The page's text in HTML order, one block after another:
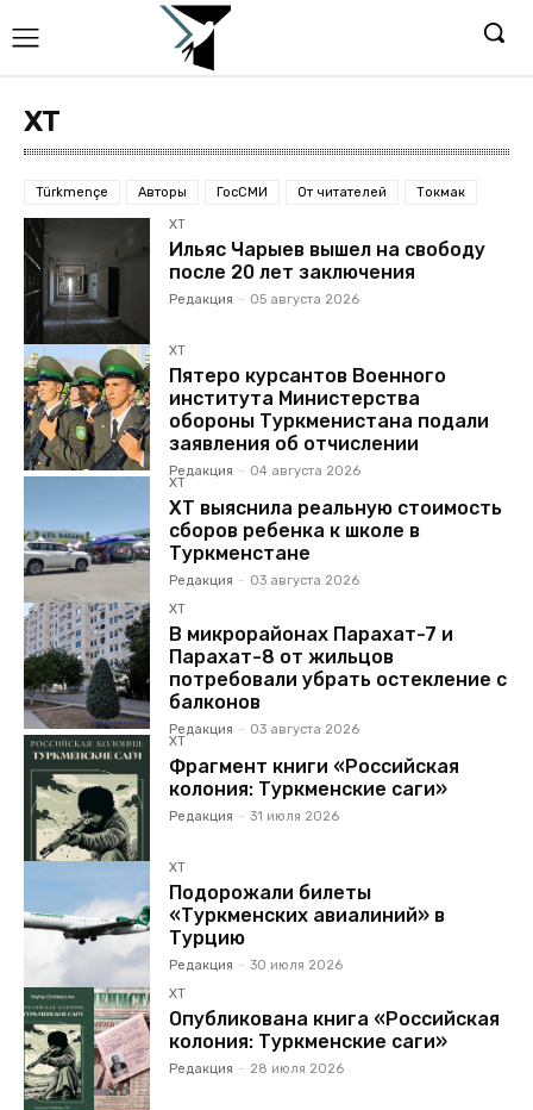
ХТ
Türkmençe Авторы ГосСМИ От читателей Токмак
ХТ
Ильяс Чарыев вышел на свободу
после 20 лет заключения
Редакция - 05 августа 2026
ХТ
Пятеро курсантов Военного
института Министерства
обороны Туркменистана подали
заявления об отчислении
Редакция - 04 августа 2026
ХТ
ХТ выяснила реальную стоимость
сборов ребенка к школе в
Туркменстане
Редакция - 03 августа 2026
ХТ
В микрорайонах Парахат-7 и
Парахат-8 от жильцов
потребовали убрать остекление с
балконов
Редакция - 03 августа 2026
ХТ
Фрагмент книги «Российская
колония: Туркменские саги»
Редакция - 31 июля 2026
ХТ
Подорожали билеты
«Туркменских авиалиний» в
Турцию
Редакция - 30 июля 2026
ХТ
Опубликована книга «Российская
колония: Туркменские саги»
Редакция - 28 июля 2026